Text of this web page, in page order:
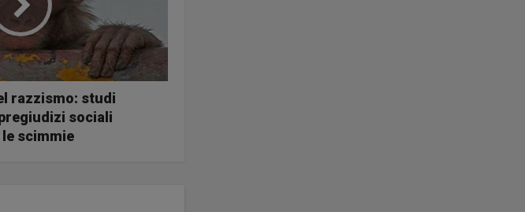
razzismo: studi
sociali
scimmie